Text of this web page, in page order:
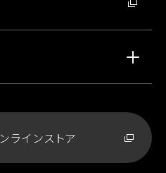
ラインストア